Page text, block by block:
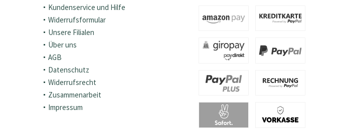
Kundenservice und Hilfe
Widerrufsformular
Unsere Filialen
Über uns
AGB
Datenschutz
Widerrufsrecht
Zusammenarbeit
Impressum